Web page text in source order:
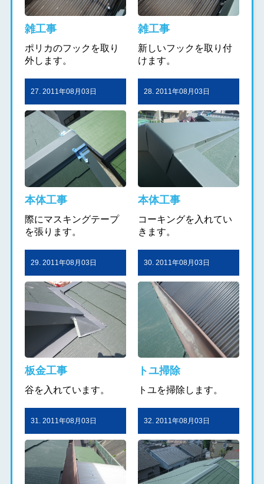
雑工事
ポリカのフックを取り
外します。
雑工事
新しいフックを取り付
けます。
27. 2011年08月03日
本体工事
際にマスキングテープ
を張ります。
28. 2011年08月03日
本体工事
コーキングを入れてい
きます。
29. 2011年08月03日
板金工事
谷を入れています。
30. 2011年08月03日
トユ掃除
トユを掃除します。
31. 2011年08月03日 32. 2011年08月03日